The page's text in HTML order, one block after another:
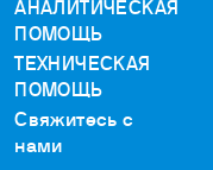
АНАЛИТИЧЕСКАЯ
ПОМОЩЬ
ТЕХНИЧЕСКАЯ
ПОМОЩЬ
Свяжитесь с
нами